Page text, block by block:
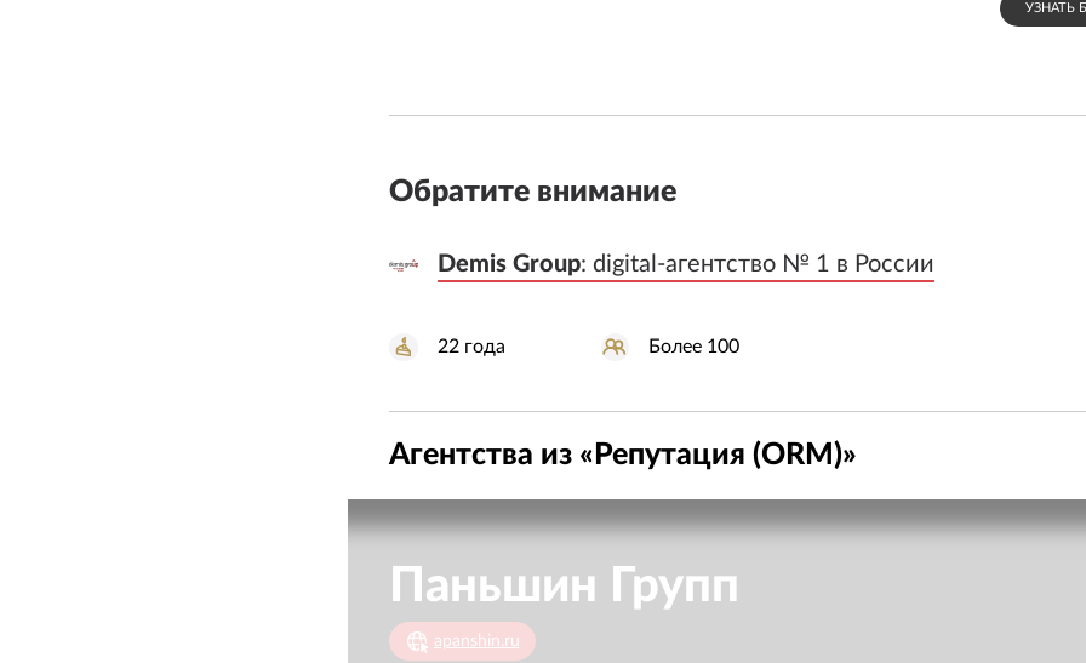
УЗНАТЬ
Обратите внимание
Demis Group: digital-агентство № 1 в России
Demis Group: digital-агентство № 1 в России
22 года Более 100
Агентства из « Репутация (ORM)»
Паньшин Групп
apanshin.ru